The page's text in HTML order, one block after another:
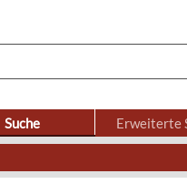
Suche Erweiterte